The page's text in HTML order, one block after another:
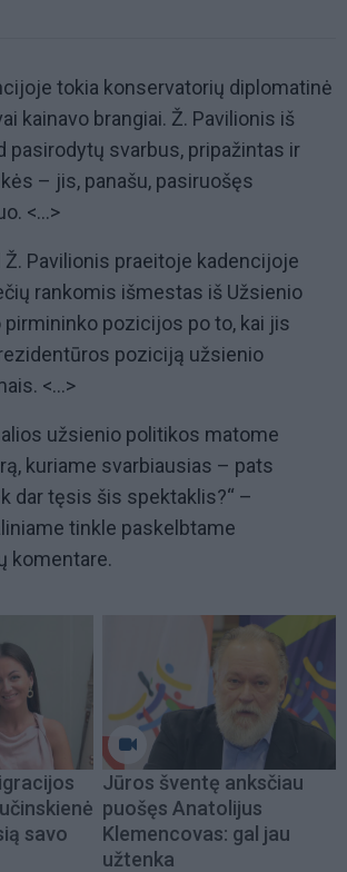
tokia konservatorių diplomatinė
kainavo brangiai. Ž. Pavilionis iš
pasirodytų svarbus, pripažintas ir
– jis, panašu, pasiruošęs
<…>
Ž. Pavilionis praeitoje kadencijoje
rankomis išmestas iš Užsienio
pozicijos po to, kai jis
poziciją užsienio
<…>
užsienio politikos matome
kuriame svarbiausias – pats
dar tęsis šis spektaklis?“ –
tinkle paskelbtame
komentare.
savo
Jūros šventę anksčiau
puošęs Anatolijus
Klemencovas: gal jau
užtenka